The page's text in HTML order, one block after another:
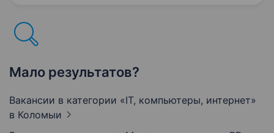
Мало результатов?
Вакансии в категории «IT, компьютеры, интернет»
в Коломыи